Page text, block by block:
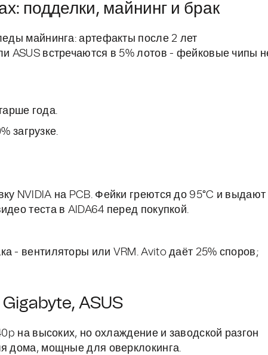
подделки, майнинг и брак
майнинга: артефакты после 2 лет
ASUS встречаются в 5% лотов - фейковые чипы
года.
загрузке.
NVIDIA на PCB. Фейки греются до 95°C и выдают
теста в AIDA64 перед покупкой.
- вентиляторы или VRM. Avito даёт 25% споров;
ASUS
на высоких, но охлаждение и заводской разгон
дома, мощные для оверклокинга.